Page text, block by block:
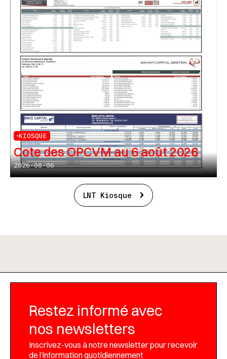
KIOSQUE
Cote des OPCVM au 6 août 2026
2026-08-06
LNT Kiosque
Restez informé avec
nos newsletters
Inscrivez-vous à notre newsletter pour recevoir
de l’information quotidiennement